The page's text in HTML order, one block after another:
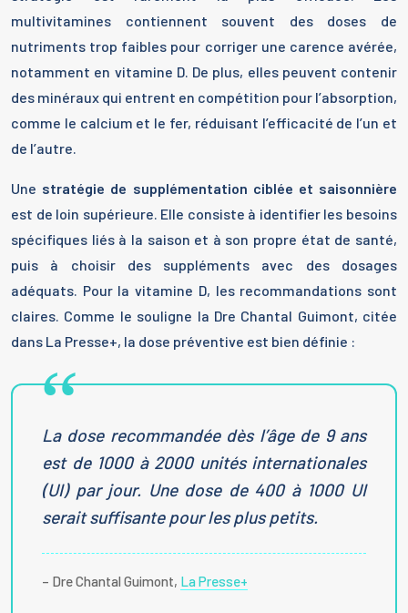
multivitamines contiennent souvent des doses de
nutriments trop faibles pour corriger une carence avérée,
notamment en vitamine D. De plus, elles peuvent contenir
des minéraux qui entrent en compétition pour l’absorption,
comme le calcium et le fer, réduisant l’efficacité de l’un et
de l’autre.
Une stratégie de supplémentation ciblée et saisonnière
est de loin supérieure. Elle consiste à identifier les besoins
spécifiques liés à la saison et à son propre état de santé,
puis à choisir des suppléments avec des dosages
adéquats. Pour la vitamine D, les recommandations sont
claires. Comme le souligne la Dre Chantal Guimont, citée
dans La Presse+, la dose préventive est bien définie :
La dose recommandée dès l’âge de 9 ans
est de 1000 à 2000 unités internationales
(UI) par jour. Une dose de 400 à 1000 UI
serait suffisante pour les plus petits.
– Dre Chantal Guimont, La Presse+